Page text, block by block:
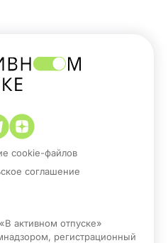
cookie-файлов
соглашение
активном отпуске»
регистрационный